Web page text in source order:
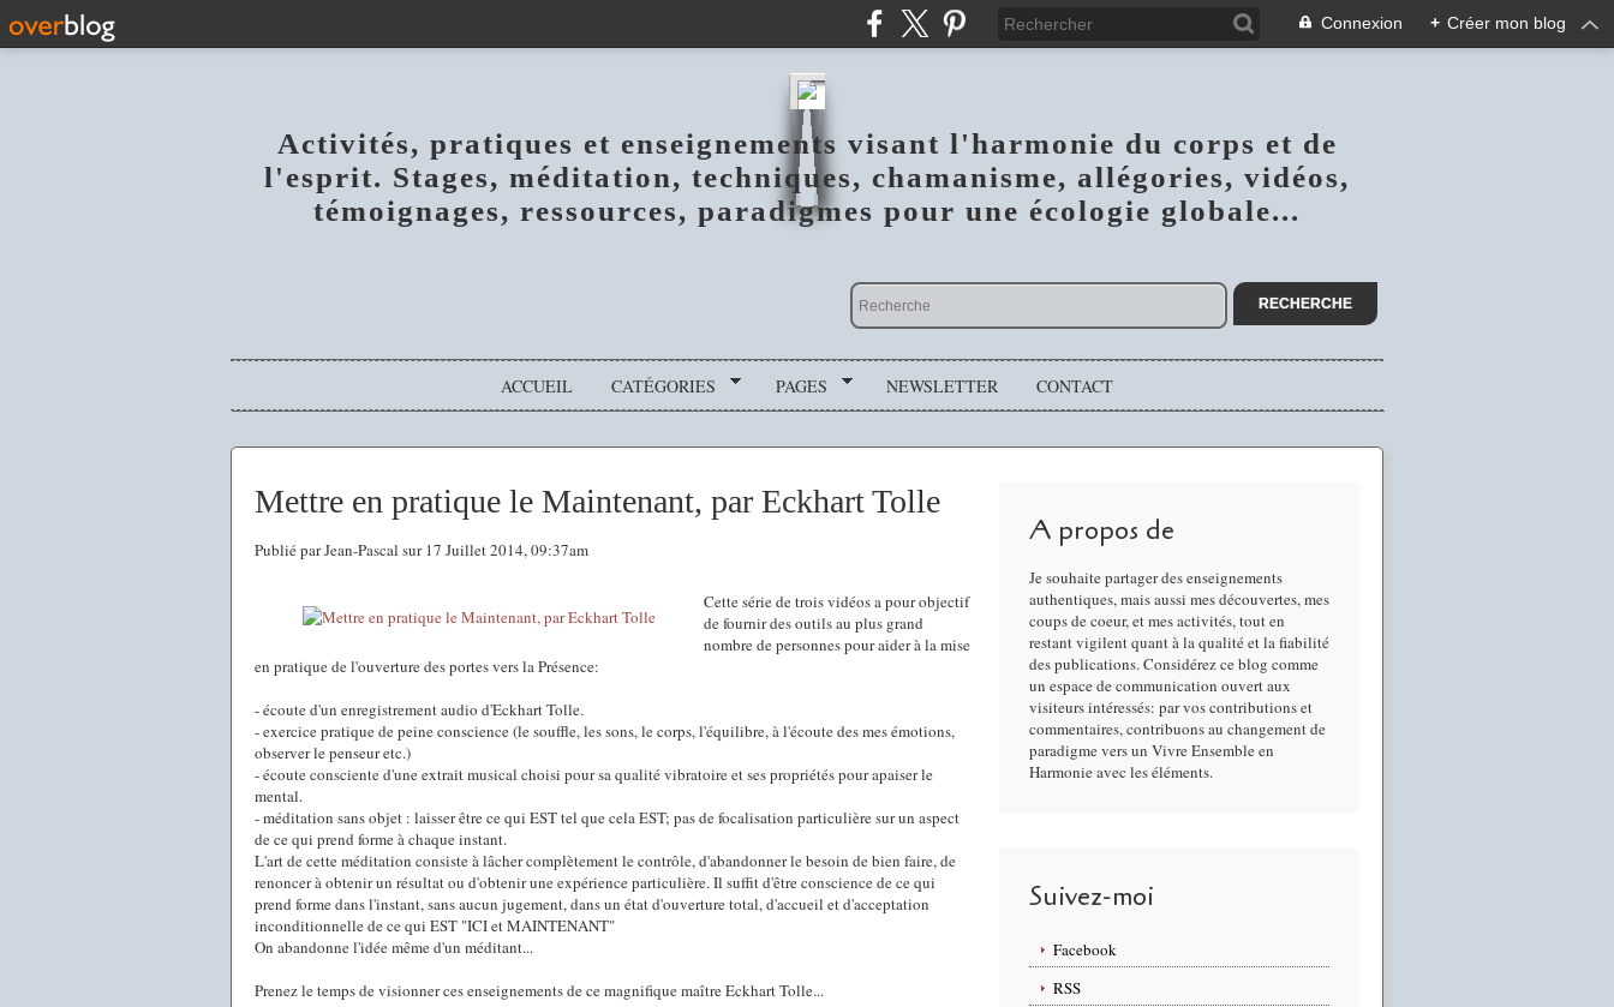
Connexion + Créer mon blog
Activités, pratiques et enseignements visant l'harmonie du corps et de
l'esprit. Stages, méditation, techniques, chamanisme, allégories, vidéos,
témoignages, ressources, paradigmes pour une écologie globale...
ACCUEIL CATÉGORIES PAGES NEWSLETTER CONTACT
Mettre en pratique le Maintenant, par Eckhart Tolle
Publié par Jean-Pascal sur 17 Juillet 2014, 09:37am
Cette série de trois vidéos a pour objectif
de fournir des outils au plus grand
nombre de personnes pour aider à la mise
en pratique de l'ouverture des portes vers la Présence:
- écoute d'un enregistrement audio d'Eckhart Tolle.
- exercice pratique de peine conscience (le souffle, les sons, le corps, l'équilibre, à l'écoute des mes émotions,
observer le penseur etc.)
- écoute consciente d'une extrait musical choisi pour sa qualité vibratoire et ses propriétés pour apaiser le
mental.
- méditation sans objet : laisser être ce qui EST tel que cela EST; pas de focalisation particulière sur un aspect
de ce qui prend forme à chaque instant.
L'art de cette méditation consiste à lâcher complètement le contrôle, d'abandonner le besoin de bien faire, de
renoncer à obtenir un résultat ou d'obtenir une expérience particulière. Il suffit d'être conscience de ce qui
prend forme dans l'instant, sans aucun jugement, dans un état d'ouverture total, d'accueil et d'acceptation
inconditionnelle de ce qui EST "ICI et MAINTENANT"
On abandonne l'idée même d'un méditant...
Prenez le temps de visionner ces enseignements de ce magnifique maître Eckhart Tolle...
A propos de
Je souhaite partager des enseignements
authentiques, mais aussi mes découvertes, mes
coups de coeur, et mes activités, tout en
restant vigilent quant à la qualité et la fiabilité
des publications. Considérez ce blog comme
un espace de communication ouvert aux
visiteurs intéressés: par vos contributions et
commentaires, contribuons au changement de
paradigme vers un Vivre Ensemble en
Harmonie avec les éléments.
Suivez-moi
Facebook
RSS